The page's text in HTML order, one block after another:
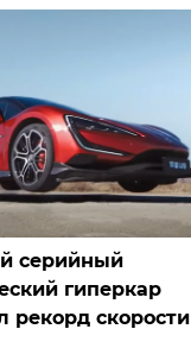
серийный
гиперкар
рекорд скорости